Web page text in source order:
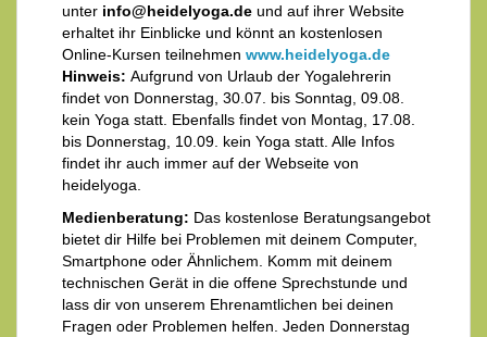
unter info@heidelyoga.de und auf ihrer Website
erhaltet ihr Einblicke und könnt an kostenlosen
Online-Kursen teilnehmen www.heidelyoga.de
Hinweis: Aufgrund von Urlaub der Yogalehrerin
findet von Donnerstag, 30.07. bis Sonntag, 09.08.
kein Yoga statt. Ebenfalls findet von Montag, 17.08.
bis Donnerstag, 10.09. kein Yoga statt. Alle Infos
findet ihr auch immer auf der Webseite von
heidelyoga.
Medienberatung: Das kostenlose Beratungsangebot
bietet dir Hilfe bei Problemen mit deinem Computer,
Smartphone oder Ähnlichem. Komm mit deinem
technischen Gerät in die offene Sprechstunde und
lass dir von unserem Ehrenamtlichen bei deinen
Fragen oder Problemen helfen. Jeden Donnerstag